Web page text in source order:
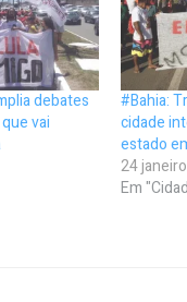
debates
vai
#Bahia:
cidade
estado
24
Em